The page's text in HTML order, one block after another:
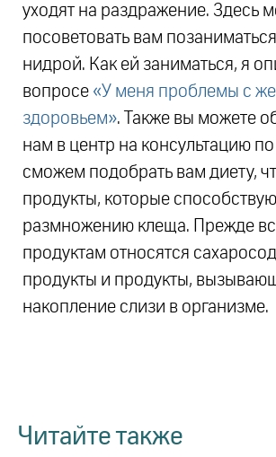
уходят на раздражение. Здесь
посоветовать вам
нидрой. Как ей заниматься, я
вопросе «У меня проблемы с
здоровьем». Также вы можете
нам в центр на консультацию
сможем подобрать вам диету,
продукты, которые
размножению клеща. Прежде
продуктам относятся
продукты и продукты,
накопление слизи в организме.
Читайте также